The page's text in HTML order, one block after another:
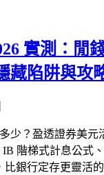
實測：閒
藏陷阱與攻
少？盈透證券美元
階梯式計息公式
銀行定存更靈活